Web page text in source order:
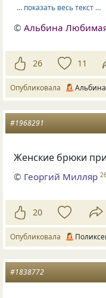
… показать весь текст …
©Альбина
26 11
Опубликовала
#1968291
Женские брюки
© Георгий Милляр
20
Опубликовала
#1838772